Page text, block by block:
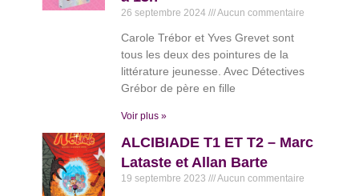
26 septembre 2024 Aucun commentaire
Carole Trébor et Yves Grevet sont
tous les deux des pointures de la
littérature jeunesse. Avec Détectives
Grébor de père en fille
Voir plus »
ALCIBIADE T1 ET T2 – Marc
Lataste et Allan Barte
19 septembre 2023 Aucun commentaire